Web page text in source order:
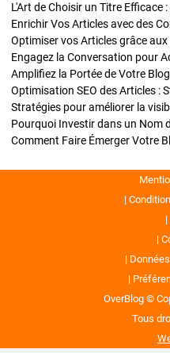
L'Art de Choisir un Titre Efficace
Optimiser vos Articles grâce aux
Engagez la Conversation pour
Amplifiez la Portée de Votre
OverBlog ©
Tous